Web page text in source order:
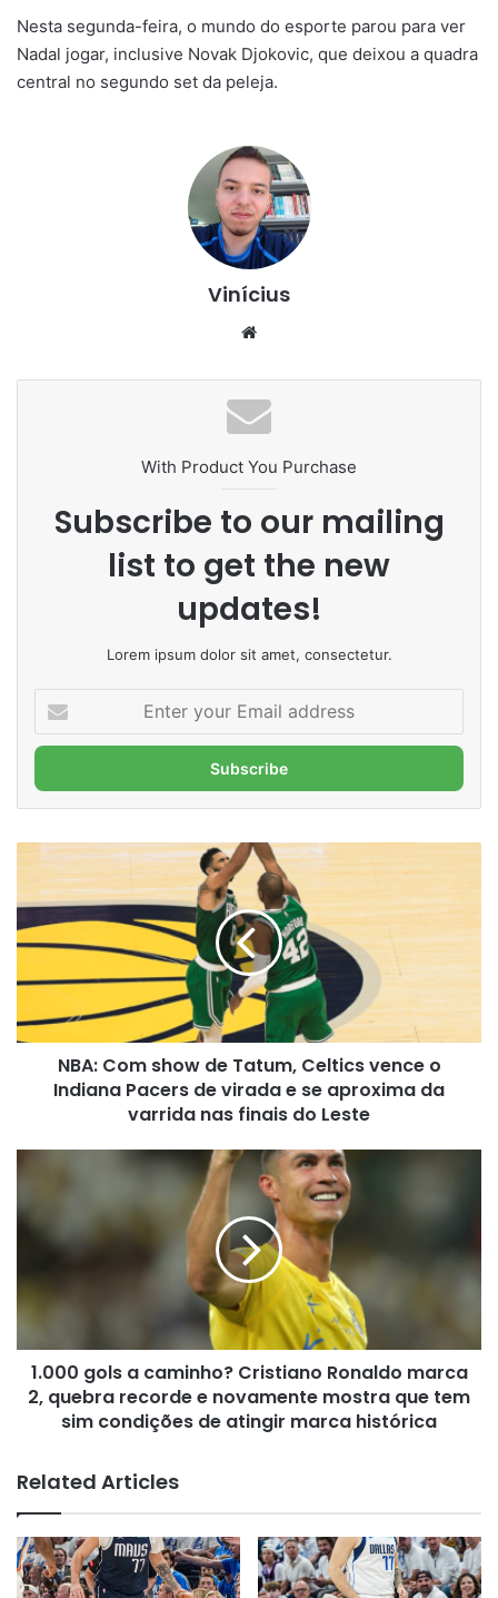
Nesta segunda-feira, o mundo do esporte parou para ver
Nadal jogar, inclusive Novak Djokovic, que deixou a quadra
central no segundo set da peleja.
Vinícius
With Product You Purchase
Subscribe to our mailing
list to get the new
updates!
Lorem ipsum dolor sit amet, consectetur.
your
Email
NBA:
show
de
Tatum,
vence
Indiana
Pacers
varrida
NBA: Com show de Tatum, Celtics vence o
Indiana Pacers de virada e se aproxima da
varrida nas finais do Leste
caminho?
marca
quebra
recorde
novamente
tem
sim
condições
de
atingir
1.000 gols a caminho? Cristiano Ronaldo marca
2, quebra recorde e novamente mostra que tem
sim condições de atingir marca histórica
Related Articles